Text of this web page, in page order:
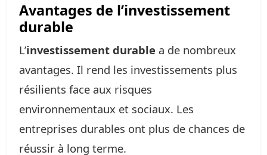
Avantages de l’investissement
durable
L’investissement durable a de nombreux
avantages. Il rend les investissements plus
résilients face aux risques
environnementaux et sociaux. Les
entreprises durables ont plus de chances de
réussir à long terme.